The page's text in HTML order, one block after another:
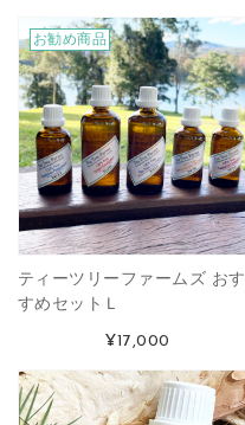
お勧め商品
ティーツリーファームズ おす
すめセットＬ
¥17,000